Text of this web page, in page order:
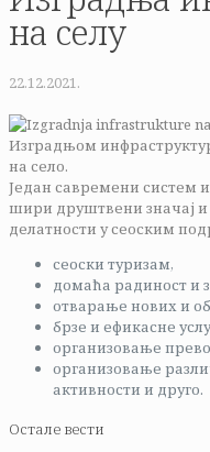
на селу
22.12.2021.
Изградњом
на село.
Један савремени систем
шири друштвени значај
делатности у сеоским
сеоски туризам,
домаћа радиност и
отварање нових и
брзе и ефикасне
организовање
организовање
активности и друго.
Остале вести